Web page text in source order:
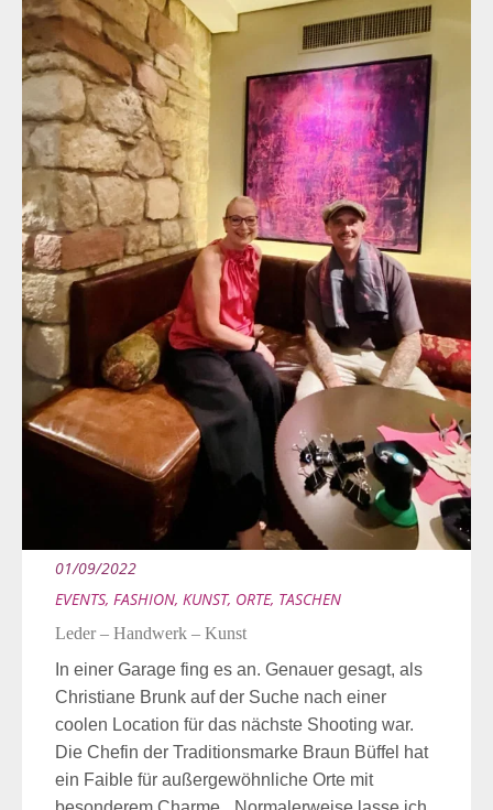
01/09/2022
EVENTS, FASHION, KUNST, ORTE, TASCHEN
Leder – Handwerk – Kunst
In einer Garage fing es an. Genauer gesagt, als
Christiane Brunk auf der Suche nach einer
coolen Location für das nächste Shooting war.
Die Chefin der Traditionsmarke Braun Büffel hat
ein Faible für außergewöhnliche Orte mit